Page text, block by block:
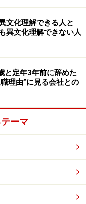
いだろう。謙虚さ
きには、他人の目
ため、リスクがあ
を繰り返す人
と言ってしまうの
言わない人でも、
では、つい使って
文化理解できる人と
異文化理解できない人
と定年3年前に辞めた
理由”に見る会社との
ーマ